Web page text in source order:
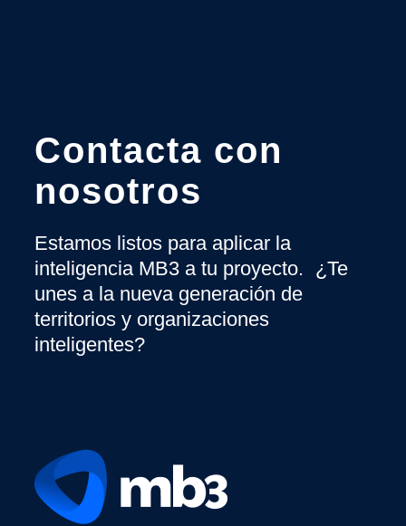
Contacta con
nosotros
Estamos listos para aplicar la
inteligencia MB3 a tu proyecto. ¿Te
unes a la nueva generación de
territorios y organizaciones
inteligentes?